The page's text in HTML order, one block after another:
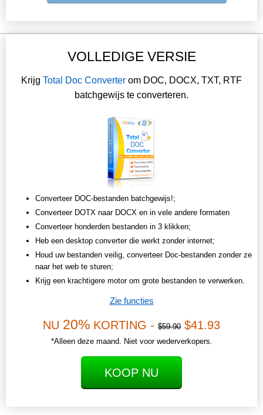
VOLLEDIGE VERSIE
Krijg Total Doc Converter om DOC, DOCX, TXT, RTF
batchgewijs te converteren.
Converteer DOC-bestanden batchgewijs!;
Converteer DOTX naar DOCX en in vele andere formaten
Converteer honderden bestanden in 3 klikken;
Heb een desktop converter die werkt zonder internet;
Houd uw bestanden veilig, converteer Doc-bestanden zonder ze
naar het web te sturen;
Krijg een krachtigere motor om grote bestanden te verwerken.
Zie functies
NU 20% KORTING - $59.90 $41.93
*Alleen deze maand. Niet voor wederverkopers.
KOOP NU